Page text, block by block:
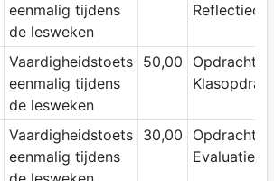
eenmalig tijdens
de lesweken
Vaardigheidstoets
eenmalig tijdens
de lesweken
50,00
Opdracht 1:
Vaardigheidstoets
eenmalig tijdens
30,00
Opdracht 2: